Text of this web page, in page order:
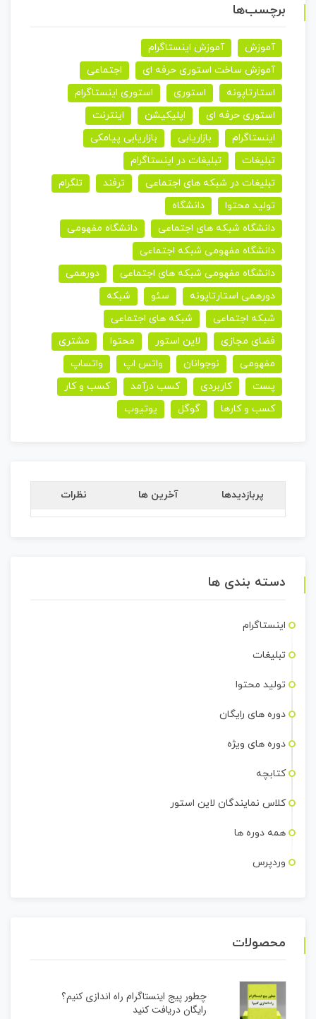
برچسب‌ها
آموزش
آموزش اینستاگرام
آموزش ساخت استوری حرفه ای
اجتماعی
استارتاپونه
استوری
استوری اینستاگرام
استوری حرفه ای
اپلیکیشن
اینترنت
اینستاگرام
بازاریابی
بازاریابی پیامکی
تبلیغات
تبلیغات در اینستاگرام
تبلیغات در شبکه های اجتماعی
ترفند
تلگرام
تولید محتوا
دانشگاه
دانشگاه شبکه های اجتماعی
دانشگاه مفهومی
دانشگاه مفهومی شبکه اجتماعی
دانشگاه مفهومی شبکه های اجتماعی
دورهمی
دورهمی استارتاپونه
سئو
شبکه
شبکه اجتماعی
شبکه های اجتماعی
فضای مجازی
لاین استور محتوا
مشتری
مفهومی
نوجوانان واتس اپ
واتساپ
پست
کاربردی کسب درآمد
کسب و کار
کسب و کارها
گوگل یوتیوب
پربازدیدها آخرین ها نظرات
دسته بندی ها
اینستاگرام
تبلیغات
تولید محتوا
دوره های رایگان
دوره های ویژه
کتابچه
کلاس نمایندگان لاین استور
همه دوره ها
وردپرس
محصولات
چطور پیج اینستاگرام راه اندازی کنیم؟
رایگان دریافت کنید